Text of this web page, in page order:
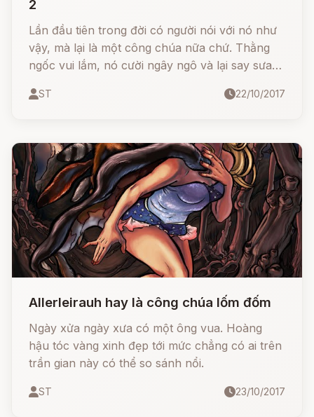
2
Lần đầu tiên trong đời có người nói với nó như
vậy, mà lại là một công chúa nữa chứ. Thằng
ngốc vui lắm, nó cười ngây ngô và lại say sưa
ngày sau đó ngày nào công chúa cũng đến
ST 22/10/2017
Allerleirauh hay là công chúa lốm đốm
Ngày xửa ngày xưa có một ông vua. Hoàng
hậu tóc vàng xinh đẹp tới mức chẳng có ai trên
trần gian này có thể so sánh nổi.
ST 23/10/2017